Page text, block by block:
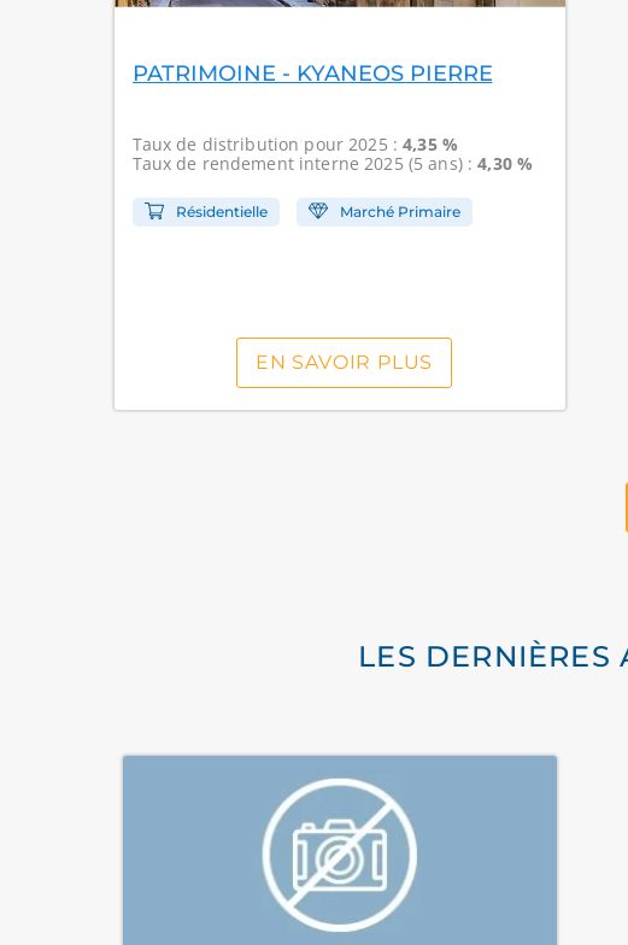
PATRIMOINE - KYANEOS PIERRE
Taux de distribution pour 2025 :4,35 %
Taux de rendement interne2025 (5 ans) :4,30 %
Résidentielle Marché Primaire
EN SAVOIR PLUS
LES DERNIÈRES